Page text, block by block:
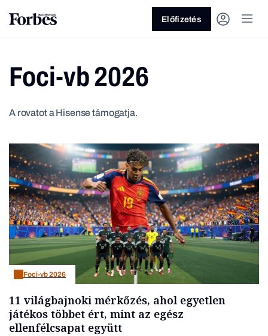
Vagy fedezze fel a következő
témákat
Üzlet Pénz Zöld Legyél jobb!
Előfizetés
Foci-vb 2026
A rovatot a Hisense támogatja.
Foci-vb 2026
11 világbajnoki mérkőzés, ahol egyetlen
játékos többet ért, mint az egész
ellenfélcsapat együtt